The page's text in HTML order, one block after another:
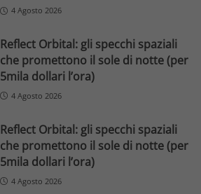
4 Agosto 2026
Reflect Orbital: gli specchi spaziali
che promettono il sole di notte (per
5mila dollari l’ora)
4 Agosto 2026
Reflect Orbital: gli specchi spaziali
che promettono il sole di notte (per
5mila dollari l’ora)
4 Agosto 2026